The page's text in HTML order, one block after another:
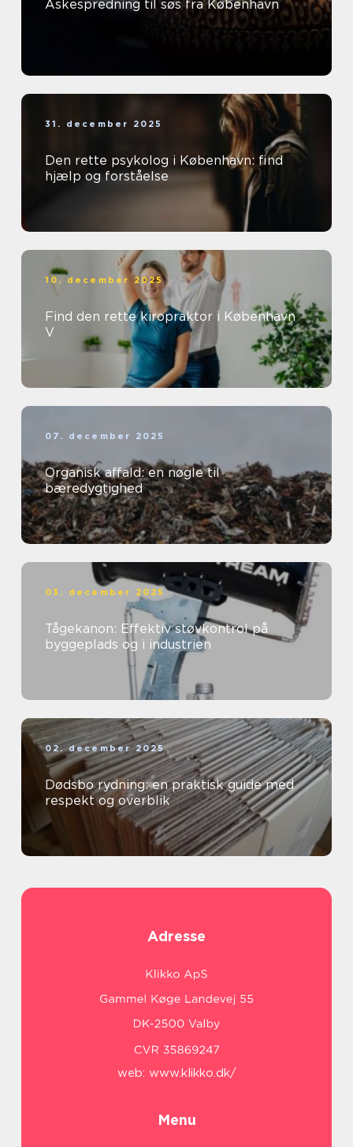
Askespredning til søs fra København
31. december 2025
Den rette psykolog i København: find
hjælp og forståelse
10. december 2025
Find den rette kiropraktor i København
V
07. december 2025
Organisk affald: en nøgle til
bæredygtighed
03. december 2025
Tågekanon: Effektiv støvkontrol på
byggeplads og i industrien
02. december 2025
Dødsbo rydning: en praktisk guide med
respekt og overblik
Adresse
web: www.klikko.dk/
Menu